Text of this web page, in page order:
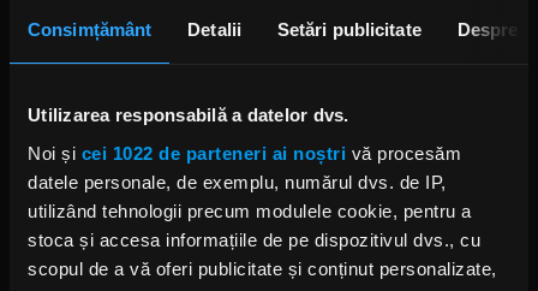
Consimțământ Detalii Setări publicitate Despre
Utilizarea responsabilă a datelor dvs.
Noi și cei 1022 de parteneri ai noștri vă procesăm
datele personale, de exemplu, numărul dvs. de IP,
utilizând tehnologii precum modulele cookie, pentru a
stoca și accesa informațiile de pe dispozitivul dvs., cu
scopul de a vă oferi publicitate și conținut personalizate,
(Prima a fost refăcută pe albumul Yes din 1997,
LP-ul The Firm din 1986, „Mean Business”).